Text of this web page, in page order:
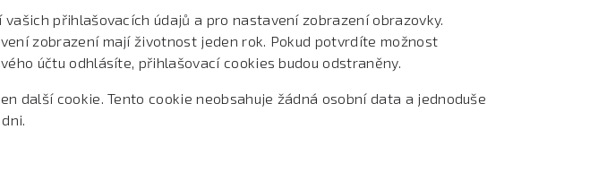
přihlašovacích údajů a pro nastavení zobrazení obrazovky.
zobrazení mají životnost jeden rok. Pokud potvrdíte možnost
účtu odhlásíte, přihlašovací cookies budou odstraněny.
další cookie. Tento cookie neobsahuje žádná osobní data a jednoduše